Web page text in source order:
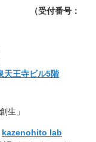
：
天王寺ビル5階
生」
kazenohito lab